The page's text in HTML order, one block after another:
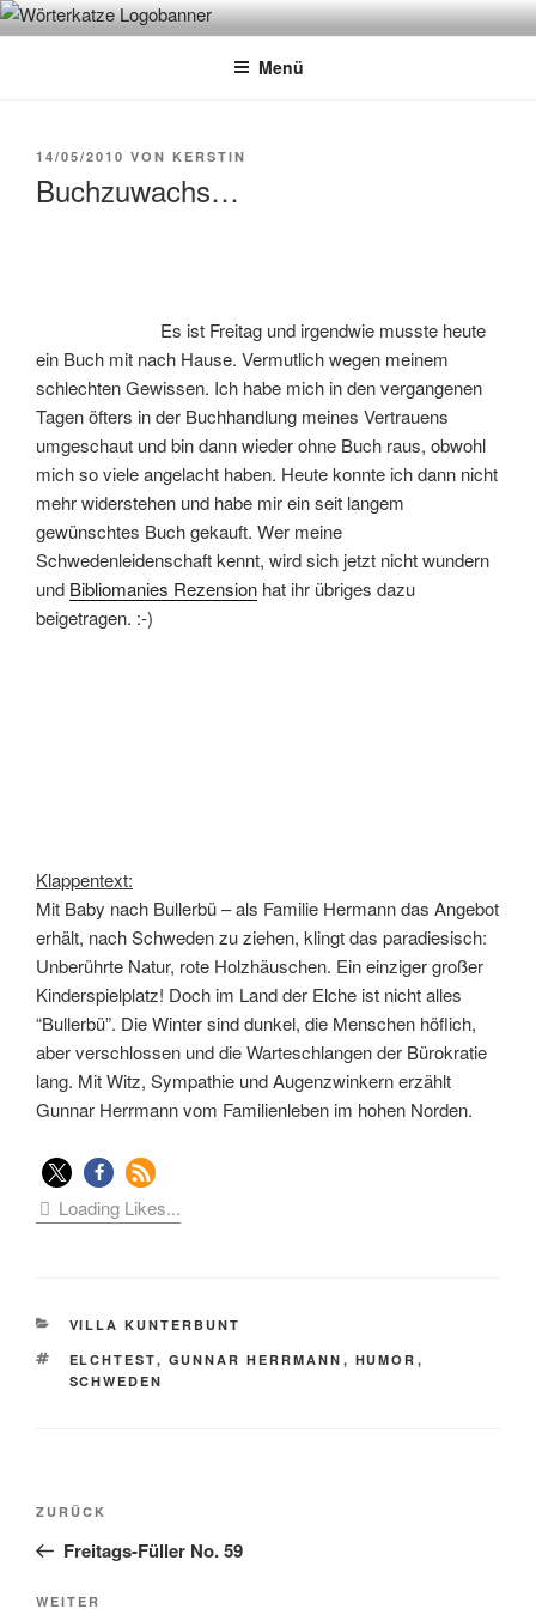
Zum
InhaltWÖRTERKATZE
Von Büchern erzählen
Menü
VERÖFFENTLICHT
14/05/2010 VON KERSTIN
Buchzuwachs…
Es ist Freitag und irgendwie musste heute
ein Buch mit nach Hause. Vermutlich wegen meinem
schlechten Gewissen. Ich habe mich in den vergangenen
Tagen öfters in der Buchhandlung meines Vertrauens
umgeschaut und bin dann wieder ohne Buch raus, obwohl
mich so viele angelacht haben. Heute konnte ich dann nicht
mehr widerstehen und habe mir ein seit langem
gewünschtes Buch gekauft. Wer meine
Schwedenleidenschaft kennt, wird sich jetzt nicht wundern
und Bibliomanies Rezension hat ihr übriges dazu
beigetragen. :-)
Klappentext:
Mit Baby nach Bullerbü – als Familie Hermann das Angebot
erhält, nach Schweden zu ziehen, klingt das paradiesisch:
Unberührte Natur, rote Holzhäuschen. Ein einziger großer
Kinderspielplatz! Doch im Land der Elche ist nicht alles
“Bullerbü”. Die Winter sind dunkel, die Menschen höflich,
aber verschlossen und die Warteschlangen der Bürokratie
lang. Mit Witz, Sympathie und Augenzwinkern erzählt
Gunnar Herrmann vom Familienleben im hohen Norden.
Loading Likes...
KATEGORIEN
VILLA KUNTERBUNT
SCHLAGWÖRTER
ELCHTEST, GUNNAR HERRMANN , HUMOR ,
SCHWEDEN
Beitragsnavigation
Vorheriger
Beitrag
ZURÜCK
Freitags-Füller No. 59
WEITER